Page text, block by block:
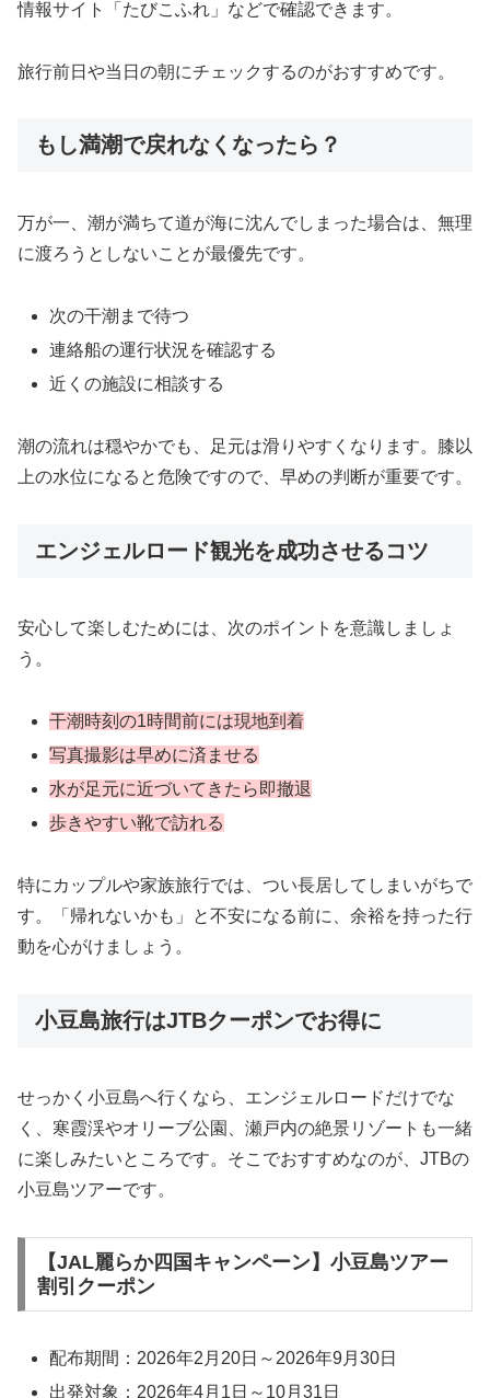
情報サイト「たびこふれ」などで確認できます。
旅行前日や当日の朝にチェックするのがおすすめです。
もし満潮で戻れなくなったら？
万が一、潮が満ちて道が海に沈んでしまった場合は、無理
に渡ろうとしないことが最優先です。
次の干潮まで待つ
連絡船の運行状況を確認する
近くの施設に相談する
潮の流れは穏やかでも、足元は滑りやすくなります。膝以
上の水位になると危険ですので、早めの判断が重要です。
エンジェルロード観光を成功させるコツ
安心して楽しむためには、次のポイントを意識しましょ
う。
干潮時刻の1時間前には現地到着
写真撮影は早めに済ませる
水が足元に近づいてきたら即撤退
歩きやすい靴で訪れる
特にカップルや家族旅行では、つい長居してしまいがちで
す。「帰れないかも」と不安になる前に、余裕を持った行
動を心がけましょう。
小豆島旅行はJTBクーポンでお得に
せっかく小豆島へ行くなら、エンジェルロードだけでな
く、寒霞渓やオリーブ公園、瀬戸内の絶景リゾートも一緒
に楽しみたいところです。そこでおすすめなのが、JTBの
小豆島ツアーです。
【JAL麗らか四国キャンペーン】小豆島ツアー
割引クーポン
配布期間：2026年2月20日～2026年9月30日
出発対象：2026年4月1日～10月31日